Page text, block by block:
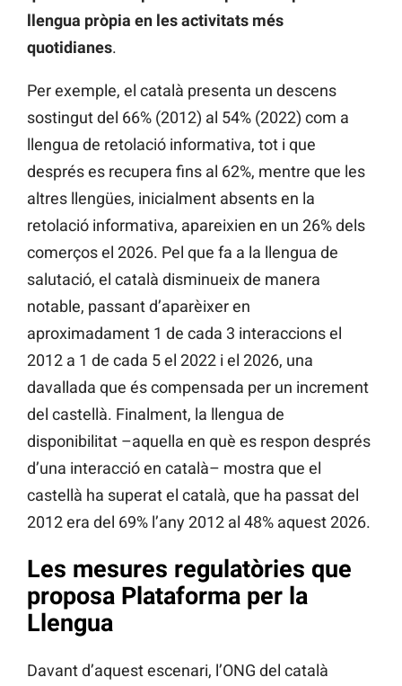
llengua pròpia en les activitats més
quotidianes.
Per exemple, el català presenta un descens
sostingut del 66% (2012) al 54% (2022) com a
llengua de retolació informativa, tot i que
després es recupera fins al 62%, mentre que les
altres llengües, inicialment absents en la
retolació informativa, apareixien en un 26% dels
comerços el 2026. Pel que fa a la llengua de
salutació, el català disminueix de manera
notable, passant d’aparèixer en
aproximadament 1 de cada 3 interaccions el
2012 a 1 de cada 5 el 2022 i el 2026, una
davallada que és compensada per un increment
del castellà. Finalment, la llengua de
disponibilitat –aquella en què es respon després
d’una interacció en català– mostra que el
castellà ha superat el català, que ha passat del
2012 era del 69% l’any 2012 al 48% aquest 2026.
Les mesures regulatòries que
proposa Plataforma per la
Llengua
Davant d’aquest escenari, l’ONG del català